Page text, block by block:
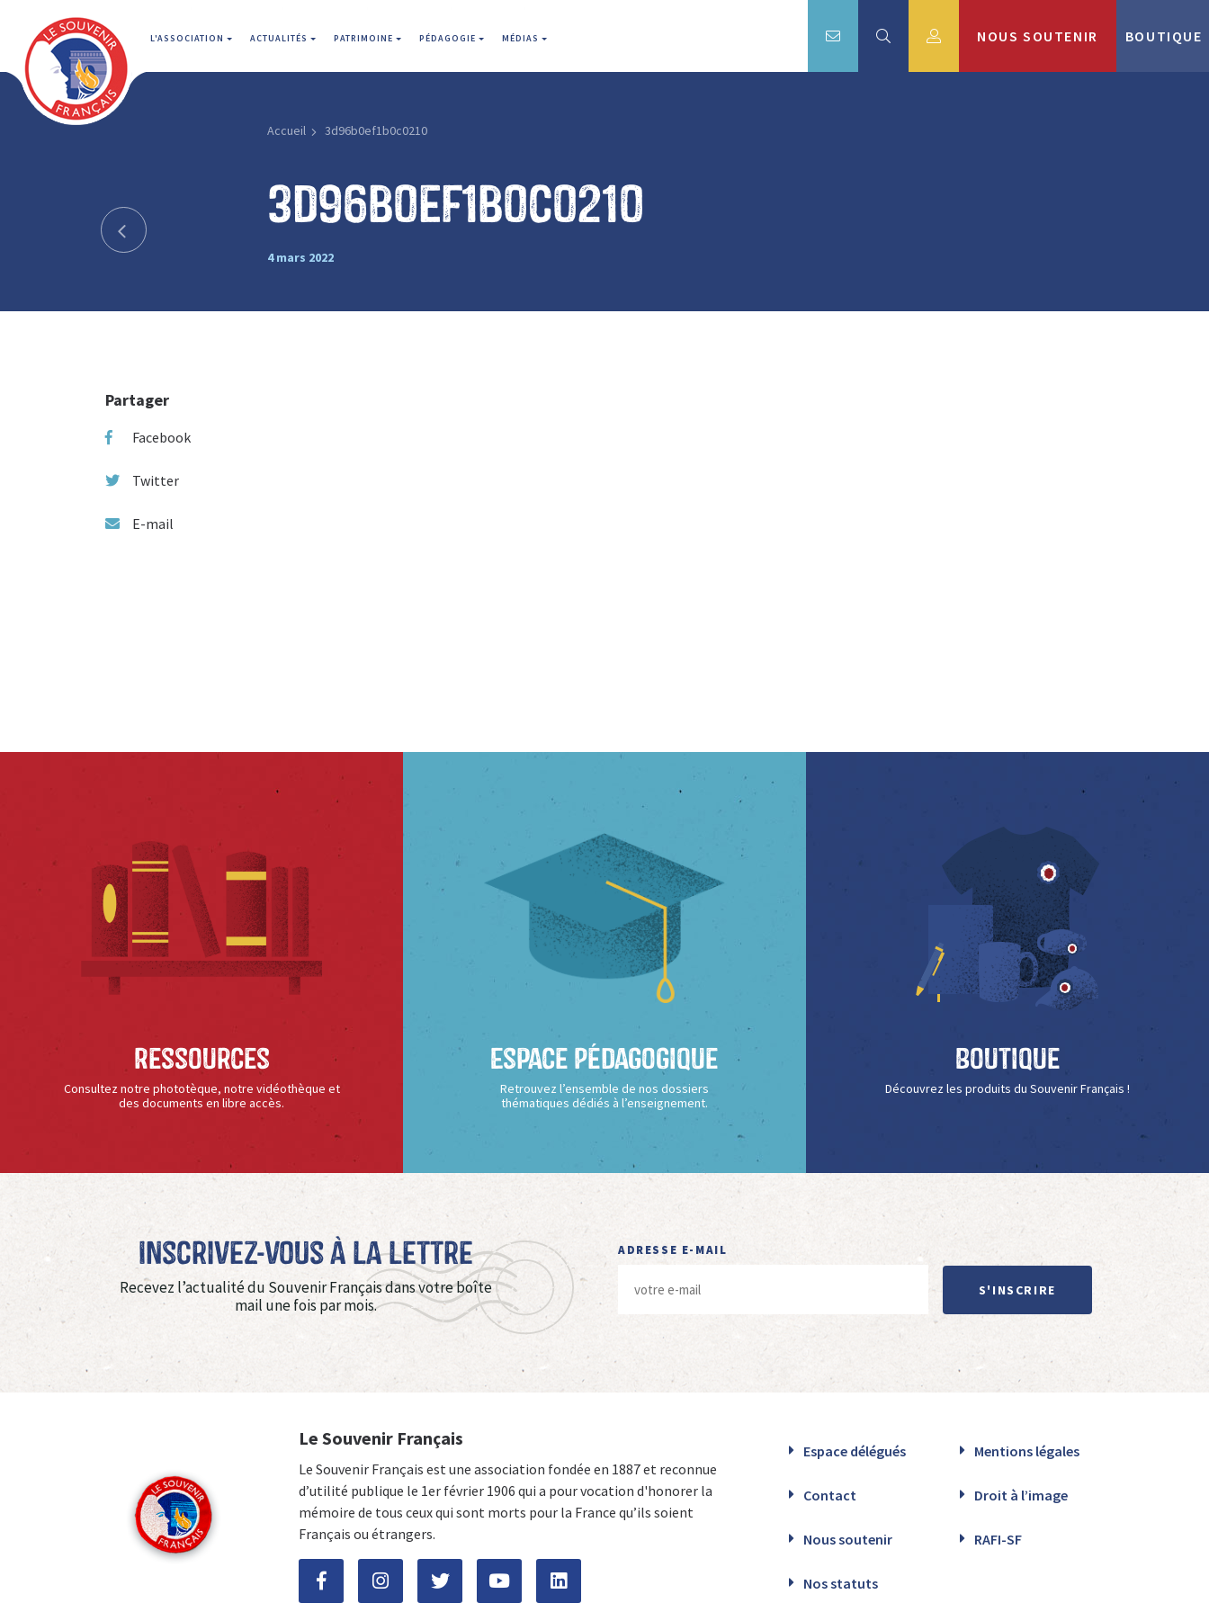
L'ASSOCIATION ACTUALITÉS PATRIMOINE PÉDAGOGIE MÉDIAS NOUS SOUTENIR BOUTIQUE
Accueil 3d96b0ef1b0c0210
3d96b0ef1b0c0210
4 mars 2022
Partager
Facebook
Twitter
E-mail
Ressources
Consultez notre phototèque, notre vidéothèque et
des documents en libre accès.
Espace Pédagogique
Retrouvez l’ensemble de nos dossiers
thématiques dédiés à l’enseignement.
Boutique
Découvrez les produits du Souvenir Français !
Inscrivez-vous à La Lettre
Recevez l’actualité du Souvenir Français dans votre boîte
mail une fois par mois.
ADRESSE E-MAIL
S'INSCRIRE
Le Souvenir Français
Le Souvenir Français est une association fondée en 1887 et reconnue
d’utilité publique le 1er février 1906 qui a pour vocation d'honorer la
mémoire de tous ceux qui sont morts pour la France qu’ils soient
Français ou étrangers.
Espace délégués Mentions légales
Contact Droit à l’image
Nous soutenir RAFI-SF
Nos statuts